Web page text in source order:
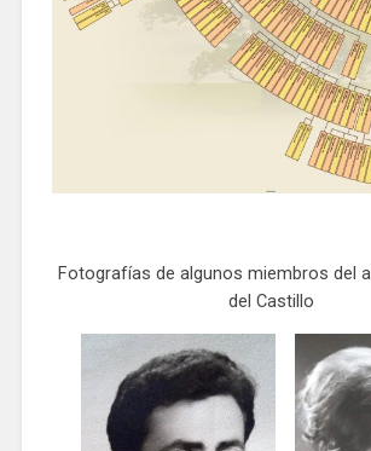
Fotografías de algunos miembros del
del Castillo